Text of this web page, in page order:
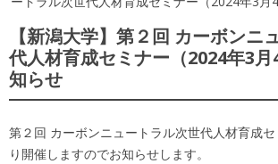
【新潟大学】第２回 カーボンニ
代人材育成セミナー（2024年3
知らせ
第２回 カーボンニュートラル次世代人材育成
り開催しますのでお知らせします。